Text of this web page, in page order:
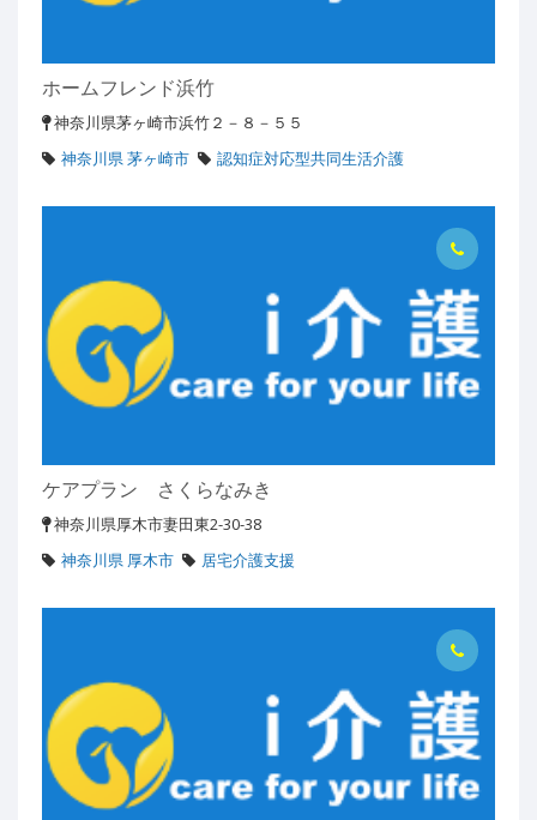
ホームフレンド浜竹
神奈川県茅ヶ崎市浜竹２－８－５５
神奈川県 茅ヶ崎市
認知症対応型共同生活介護
ケアプラン さくらなみき
神奈川県厚木市妻田東2-30-38
神奈川県 厚木市
居宅介護支援